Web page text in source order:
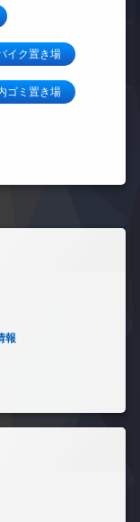
イク置き場
ゴミ置き場
報